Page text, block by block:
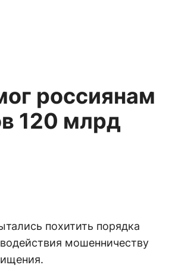
россиянам
120 млрд
похитить порядка
мошенничеству